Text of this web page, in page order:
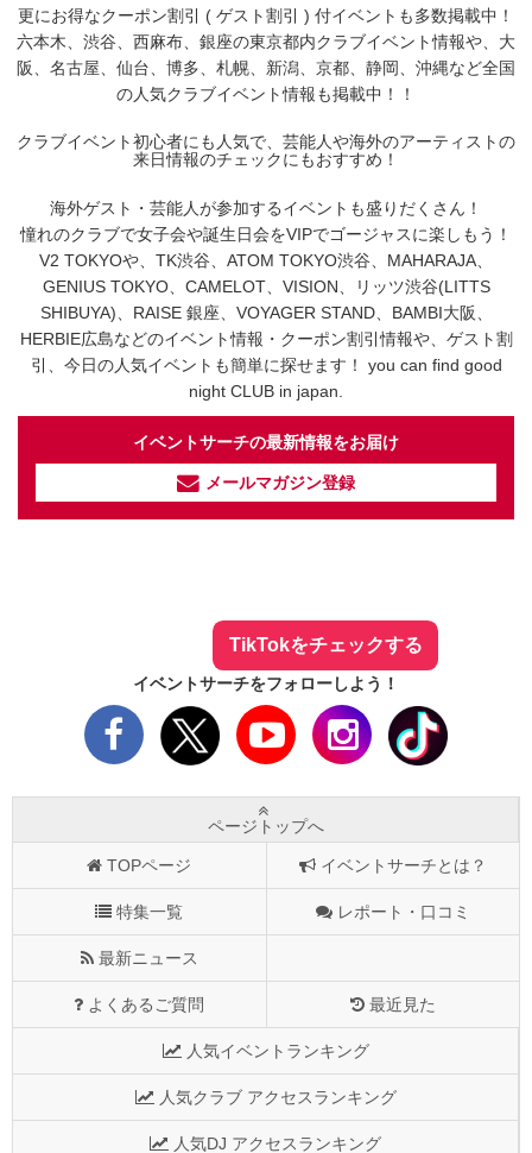
更にお得なクーポン割引 ( ゲスト割引 ) 付イベントも多数掲載中！
六本木、渋谷、西麻布、銀座の東京都内クラブイベント情報や、大
阪、名古屋、仙台、博多、札幌、新潟、京都、静岡、沖縄など全国
の人気クラブイベント情報も掲載中！！
クラブイベント初心者にも人気で、芸能人や海外のアーティストの
来日情報のチェックにもおすすめ！
海外ゲスト・芸能人が参加するイベントも盛りだくさん！
憧れのクラブで女子会や誕生日会をVIPでゴージャスに楽しもう！
V2 TOKYOや、TK渋谷、ATOM TOKYO渋谷、MAHARAJA、
GENIUS TOKYO、CAMELOT、VISION、リッツ渋谷(LITTS
SHIBUYA)、RAISE 銀座、VOYAGER STAND、BAMBI大阪、
HERBIE広島などのイベント情報・クーポン割引情報や、ゲスト割
引、今日の人気イベントも簡単に探せます！ you can find good
night CLUB in japan.
イベントサーチの最新情報をお届け
メールマガジン登録
TikTokをチェックする
イベントサーチをフォローしよう！
ページトップへ
TOPページ イベントサーチとは？
特集一覧 レポート・口コミ
最新ニュース
よくあるご質問 最近見た
人気イベントランキング
人気クラブ アクセスランキング
人気DJ アクセスランキング